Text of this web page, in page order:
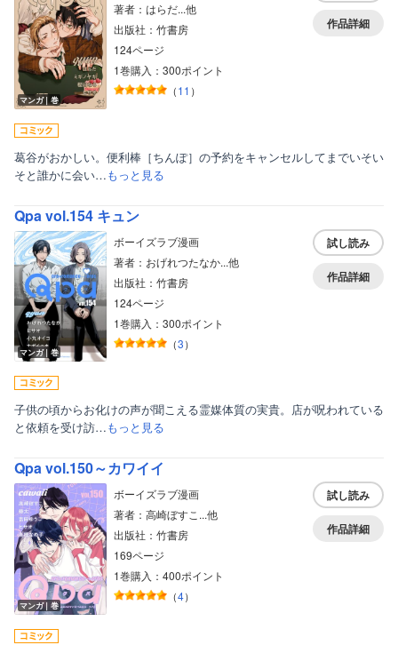
マンガ｜巻
著者：はらだ...他
出版社：竹書房
124ページ
1巻購入：300ポイント
（11 ）
作品詳細
葛谷がおかしい。便利棒［ちんぽ］の予約をキャンセルしてまでいそい
そと誰かに会い…もっと見る
Qpa vol.154 キュン
マンガ｜巻
ボーイズラブ漫画
著者：おげれつたなか...他
出版社：竹書房
124ページ
1巻購入：300ポイント
（3）
試し読み
作品詳細
子供の頃からお化けの声が聞こえる霊媒体質の実貴。店が呪われている
と依頼を受け訪…もっと見る
Qpa vol.150～カワイイ
マンガ｜巻
ボーイズラブ漫画
著者：高崎ぼすこ...他
出版社：竹書房
169ページ
1巻購入：400ポイント
（4）
試し読み
作品詳細